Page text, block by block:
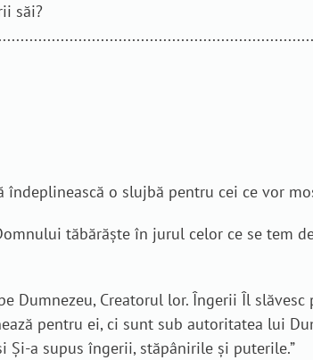
săi?
o slujbă pentru cei ce vor
tăbărăşte în jurul celor ce se tem
Creatorul lor. Îngerii Îl
pentru ei, ci sunt sub autoritatea lui
Şi-a supus îngerii, stăpânirile şi puterile.”